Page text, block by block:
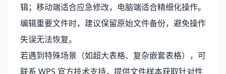
辑；移动端适合应急修改，电脑端适合精细化操作。
编辑重要文件时，建议保留原始文件备份，避免操作
失误无法恢复。
若遇到特殊场景（如超大表格、复杂嵌套表格），可
联系 WPS 官方技术支持，提供文件样本获取针对性